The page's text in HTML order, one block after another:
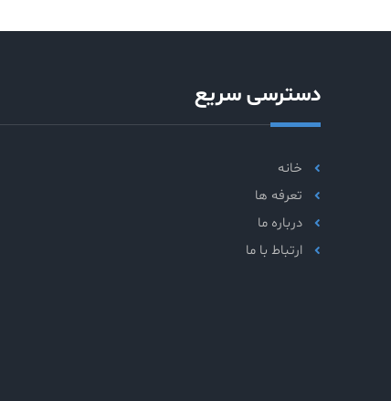
دسترسی سریع
خانه
تعرفه ها
درباره ما
ارتباط با ما